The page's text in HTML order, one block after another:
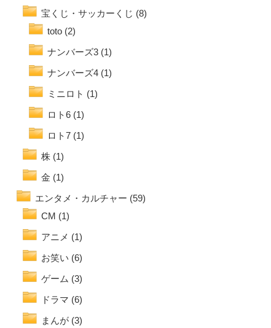
宝くじ・サッカーくじ (8)
toto (2)
ナンバーズ3 (1)
ナンバーズ4 (1)
ミニロト (1)
ロト6 (1)
ロト7 (1)
株 (1)
金 (1)
エンタメ・カルチャー (59)
CM (1)
アニメ (1)
お笑い (6)
ゲーム (3)
ドラマ (6)
まんが (3)